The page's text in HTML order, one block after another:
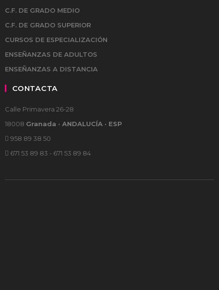
C.F. DE GRADO MEDIO
C.F. DE GRADO SUPERIOR
CURSOS DE ESPECIALIZACIÓN
ENSEÑANZAS DE ADULTOS
ENSEÑANZAS A DISTANCIA
CONTACTA
Calle Primavera 26-28
18008 Granada · ANDALUCÍA · ESP
958 89 38 50
671 53 89 83 - 671 53 89 84